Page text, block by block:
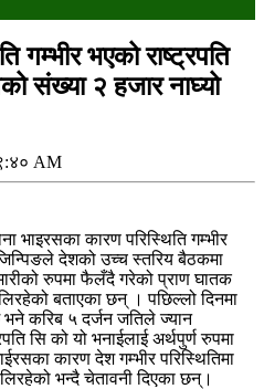
गम्भीर भएको राष्ट्रपति
संख्या २ हजार नाघ्यो
AM
भाइरसका कारण परिस्थिति गम्भीर
देशको उच्च स्तरिय बैठकमा
रुपमा फैलँदै गरेको प्राण घातक
बताएका छन् । पछिल्लो दिनमा
करिब ५ दर्जन जतिले ज्यान
सि को यो भनाईलाई अर्थपुर्ण रुपमा
कारण देश गम्भीर परिस्थितिमा
भन्दै चेतावनी दिएका छन्।